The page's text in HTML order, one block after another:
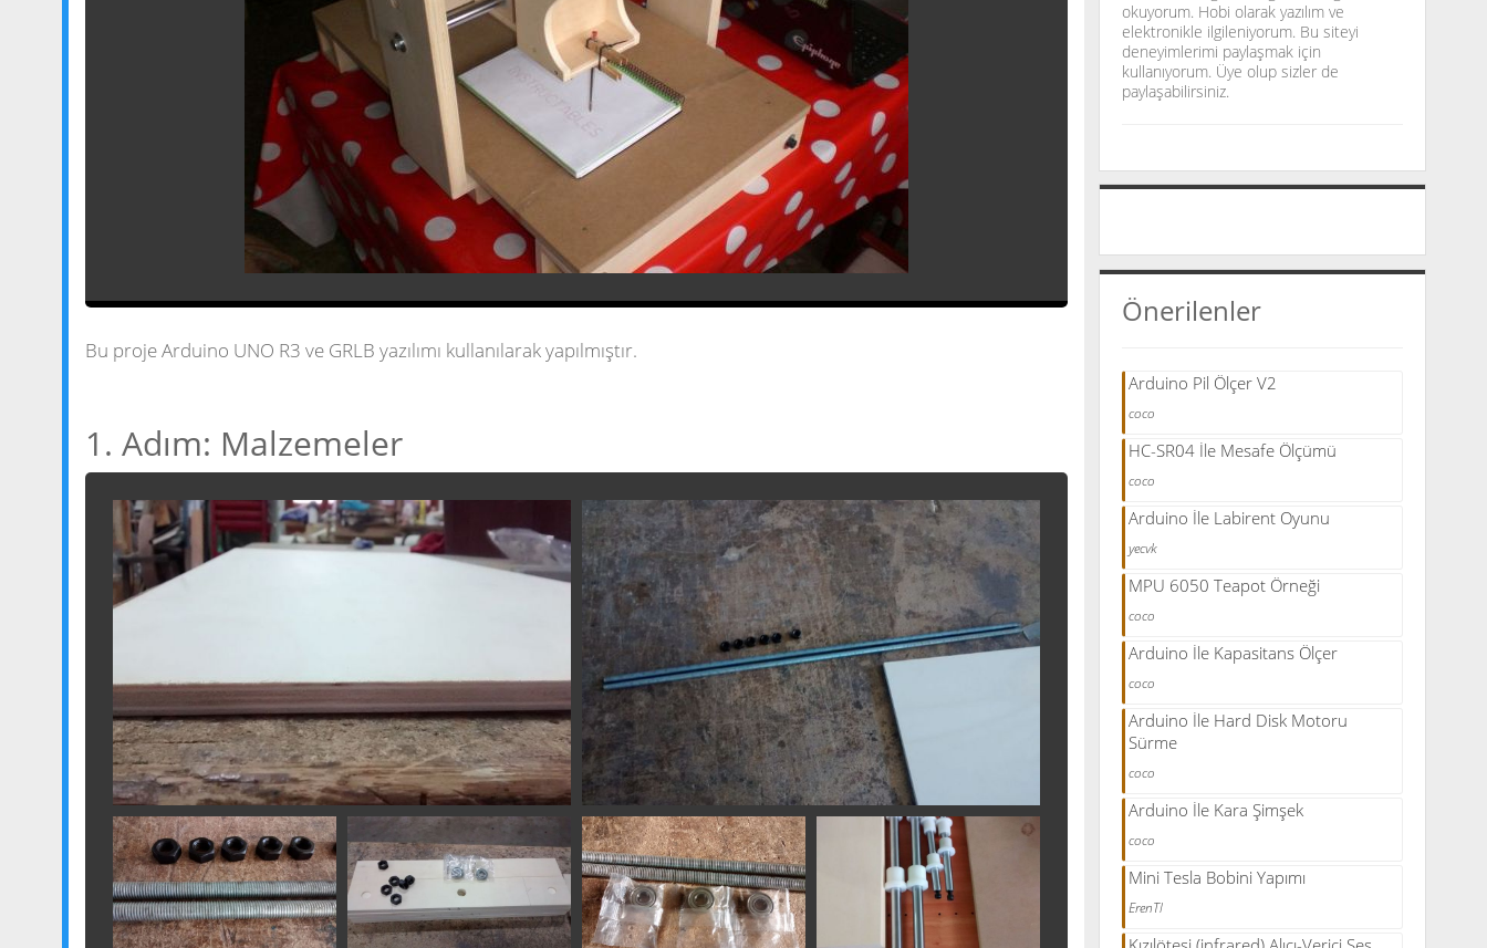
Bu proje Arduino UNO R3 ve GRLB yazılımı kullanılarak yapılmıştır.
1. Adım: Malzemeler
okuyorum. Hobi olarak yazılım ve
elektronikle ilgileniyorum. Bu siteyi
deneyimlerimi paylaşmak için
kullanıyorum. Üye olup sizler de
paylaşabilirsiniz.
Önerilenler
Arduino Pil Ölçer V2
coco
HC-SR04 İle Mesafe Ölçümü
coco
Arduino İle Labirent Oyunu
yecvk
MPU 6050 Teapot Örneği
coco
Arduino İle Kapasitans Ölçer
coco
Arduino İle Hard Disk Motoru
Sürme
coco
Arduino İle Kara Şimşek
coco
Mini Tesla Bobini Yapımı
ErenTl